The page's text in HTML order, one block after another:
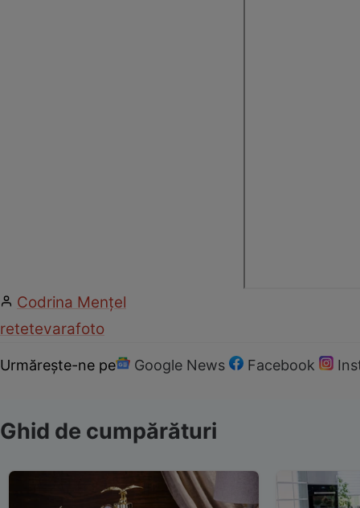
Codrina Mențel
retetevarafoto
Urmărește-ne pe Google News Facebook
Ghid de cumpărături